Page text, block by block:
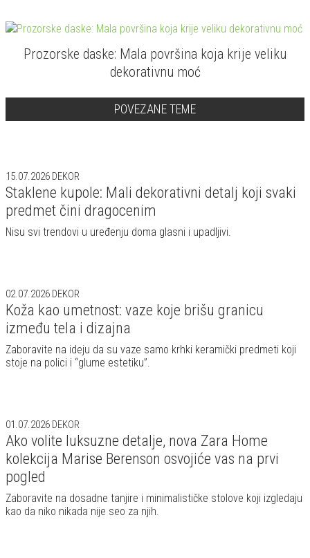
Prozorske daske: Mala površina koja krije veliku
dekorativnu moć
POVEZANE TEME
15.07.2026 DEKOR
Staklene kupole: Mali dekorativni detalj koji svaki
predmet čini dragocenim
Nisu svi trendovi u uređenju doma glasni i upadljivi.
02.07.2026 DEKOR
Koža kao umetnost: vaze koje brišu granicu
između tela i dizajna
Zaboravite na ideju da su vaze samo krhki keramički predmeti koji
stoje na polici i “glume estetiku”.
01.07.2026 DEKOR
Ako volite luksuzne detalje, nova Zara Home
kolekcija Marise Berenson osvojiće vas na prvi
pogled
Zaboravite na dosadne tanjire i minimalističke stolove koji izgledaju
kao da niko nikada nije seo za njih.